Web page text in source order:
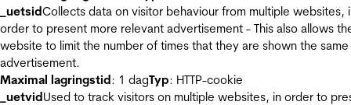
_uetsidCollects data on visitor behaviour from multiple websites,
order to present more relevant advertisement - This also allows
website to limit the number of times that they are shown the same
advertisement.
Maximal lagringstid: 1 dagTyp: HTTP-cookie
_uetvidUsed to track visitors on multiple websites, in order to